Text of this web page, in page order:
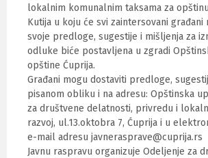
lokalnim komunalnim taksama za
Kutija u koju će svi zaintersovani građani
svoje predloge, sugestije i mišljenja za
odluke biće postavljena u zgradi
opštine Ćuprija.
Građani mogu dostaviti predloge,
pisanom obliku i na adresu: Opštinska
za društvene delatnosti, privredu i
razvoj, ul.13.oktobra 7, Ćuprija i u
e-mail adresu javnerasprave@cuprija.rs
Javnu raspravu organizuje Odeljenje za